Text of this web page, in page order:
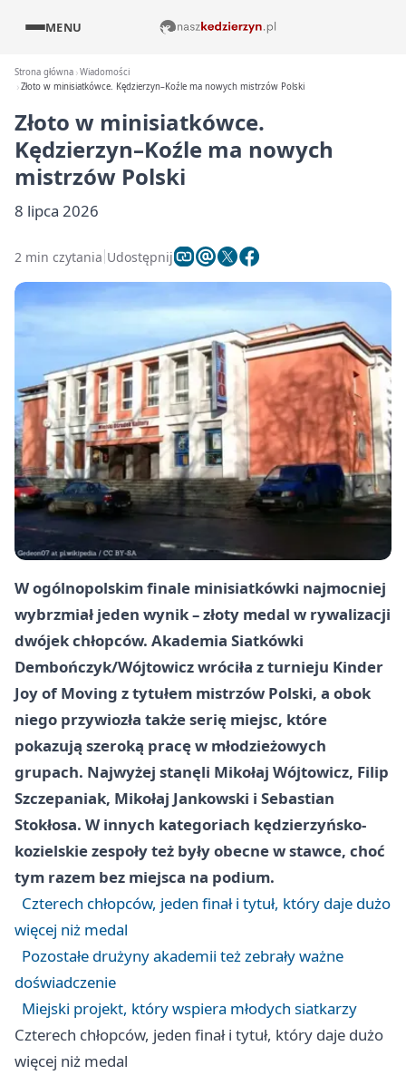
MENU
Strona główna Wiadomości
Złoto w minisiatkówce. Kędzierzyn–Koźle ma nowych mistrzów Polski
Złoto w minisiatkówce.
Kędzierzyn–Koźle ma nowych
mistrzów Polski
8 lipca 2026
2 min czytania Udostępnij
W ogólnopolskim finale minisiatkówki najmocniej
wybrzmiał jeden wynik – złoty medal w rywalizacji
dwójek chłopców. Akademia Siatkówki
Dembończyk/Wójtowicz wróciła z turnieju Kinder
Joy of Moving z tytułem mistrzów Polski, a obok
niego przywiozła także serię miejsc, które
pokazują szeroką pracę w młodzieżowych
grupach. Najwyżej stanęli Mikołaj Wójtowicz, Filip
Szczepaniak, Mikołaj Jankowski i Sebastian
Stokłosa. W innych kategoriach kędzierzyńsko-
kozielskie zespoły też były obecne w stawce, choć
tym razem bez miejsca na podium.
Czterech chłopców, jeden finał i tytuł, który daje dużo
więcej niż medal
Pozostałe drużyny akademii też zebrały ważne
doświadczenie
Miejski projekt, który wspiera młodych siatkarzy
Czterech chłopców, jeden finał i tytuł, który daje dużo
więcej niż medal